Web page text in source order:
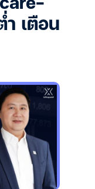
เตือน